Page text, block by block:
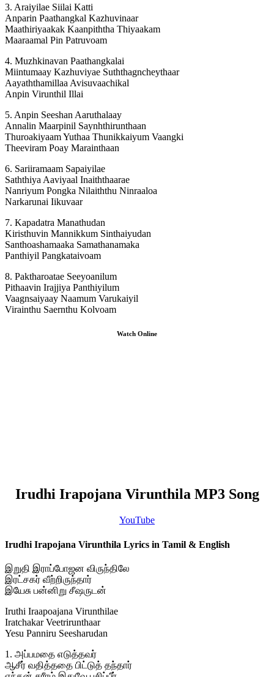
3. Araiyilae Siilai Katti
Anparin Paathangkal Kazhuvinaar
Maathiriyaakak Kaanpiththa Thiyaakam
Maaraamal Pin Patruvoam
4. Muzhkinavan Paathangkalai
Miintumaay Kazhuviyae Suththagncheythaar
Aayaththamillaa Avisuvaachikal
Anpin Virunthil Illai
5. Anpin Seeshan Aaruthalaay
Annalin Maarpinil Saynhthirunthaan
Thuroakiyaam Yuthaa Thunikkaiyum Vaangki
Theeviram Poay Marainthaan
6. Sariiramaam Sapaiyilae
Saththiya Aaviyaal Inaiththaarae
Nanriyum Pongka Nilaiththu Ninraaloa
Narkarunai Iikuvaar
7. Kapadatra Manathudan
Kiristhuvin Mannikkum Sinthaiyudan
Santhoashamaaka Samathanamaka
Panthiyil Pangkataivoam
8. Paktharoatae Seeyoanilum
Pithaavin Irajjiya Panthiyilum
Vaagnsaiyaay Naamum Varukaiyil
Virainthu Saernthu Kolvoam
Watch Online
Irudhi Irapojana Virunthila MP3 Song
YouTube
Irudhi Irapojana Virunthila Lyrics in Tamil & English
இறுதி இராப்போஜன விருந்திலே
இரட்சகர் வீற்றிருந்தார்
இயேசு பன்னிறு சீஷருடன்
Iruthi Iraapoajana Virunthilae
Iratchakar Veetrirunthaar
Yesu Panniru Seesharudan
1. அப்பமதை எடுத்தவர்
ஆசீர் வதித்ததை பிட்டுத் தந்தார்